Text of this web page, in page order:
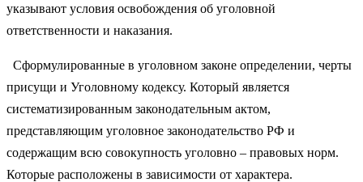
указывают условия освобождения об уголовной
ответственности и наказания.
Сформулированные в уголовном законе определении, черты
присущи и Уголовному кодексу. Который является
систематизированным законодательным актом,
представляющим уголовное законодательство РФ и
содержащим всю совокупность уголовно – правовых норм.
Которые расположены в зависимости от характера.